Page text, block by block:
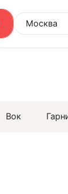
Москва
Вок